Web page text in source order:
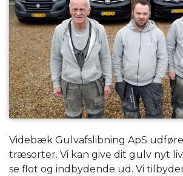
Videbæk Gulvafslibning ApS
træsorter. Vi kan give dit gulv nyt
se flot og indbydende ud. Vi